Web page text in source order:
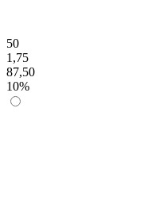
50
1,75
87,50
10%